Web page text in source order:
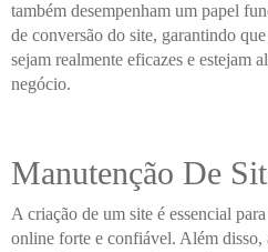
também desempenham um papel
de conversão do site, garantindo
sejam realmente eficazes e estejam
negócio.
Manutenção De
A criação de um site é essencial
online forte e confiável. Além disso,